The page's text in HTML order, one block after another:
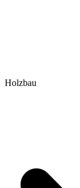
Holzbau